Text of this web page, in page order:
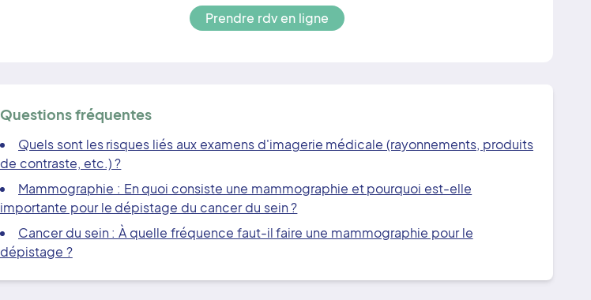
Prendre rdv en ligne
Questions fréquentes
Quels sont les risques liés aux examens d'imagerie médicale (rayonnements, produits
de contraste, etc.) ?
Mammographie : En quoi consiste une mammographie et pourquoi est-elle
importante pour le dépistage du cancer du sein ?
Cancer du sein : À quelle fréquence faut-il faire une mammographie pour le
dépistage ?